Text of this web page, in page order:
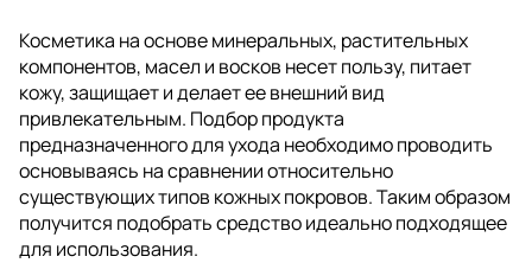
Косметика на основе минеральных, растительных
компонентов, масел и восков несет пользу, питает
кожу, защищает и делает ее внешний вид
привлекательным. Подбор продукта
предназначенного для ухода необходимо проводить
основываясь на сравнении относительно
существующих типов кожных покровов. Таким образом
получится подобрать средство идеально подходящее
для использования.